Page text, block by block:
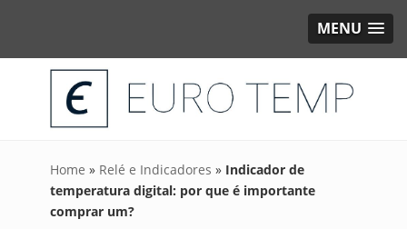
MENU
Home » Relé e Indicadores » Indicador de
temperatura digital: por que é importante
comprar um?